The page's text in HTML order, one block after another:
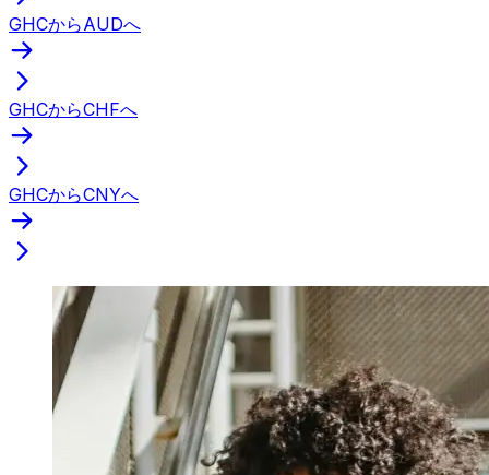
GHCからAUDへ
GHCからCHFへ
GHCからCNYへ